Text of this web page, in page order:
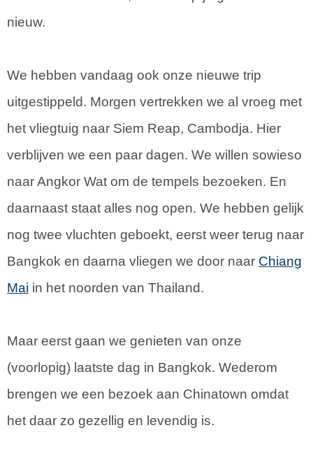
nieuw.
We hebben vandaag ook onze nieuwe trip
uitgestippeld. Morgen vertrekken we al vroeg met
het vliegtuig naar Siem Reap, Cambodja. Hier
verblijven we een paar dagen. We willen sowieso
naar Angkor Wat om de tempels bezoeken. En
daarnaast staat alles nog open. We hebben gelijk
nog twee vluchten geboekt, eerst weer terug naar
Bangkok en daarna vliegen we door naar Chiang
Mai in het noorden van Thailand.
Maar eerst gaan we genieten van onze
(voorlopig) laatste dag in Bangkok. Wederom
brengen we een bezoek aan Chinatown omdat
het daar zo gezellig en levendig is.